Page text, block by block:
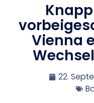
Vienna
22.